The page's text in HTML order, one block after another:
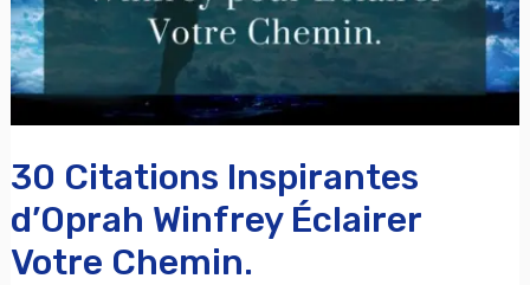
30 Citations Inspirantes
d’Oprah Winfrey Éclairer
Votre Chemin.
Votre
Chemin.